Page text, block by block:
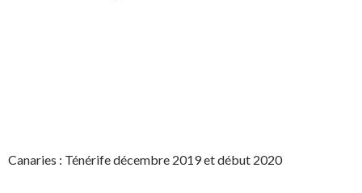
Canaries : Ténérife décembre 2019 et début 2020